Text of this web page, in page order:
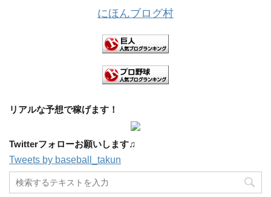
にほんブログ村
リアルな予想で稼げます！
Twitterフォローお願いします♫
Tweets by baseball_takun